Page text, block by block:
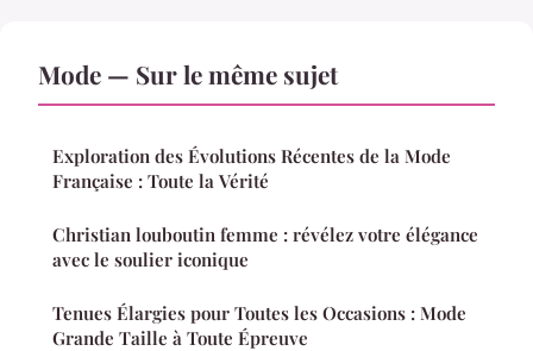
Mode — Sur le même sujet
Exploration des Évolutions Récentes de la Mode
Française : Toute la Vérité
Christian louboutin femme : révélez votre élégance
avec le soulier iconique
Tenues Élargies pour Toutes les Occasions : Mode
Grande Taille à Toute Épreuve